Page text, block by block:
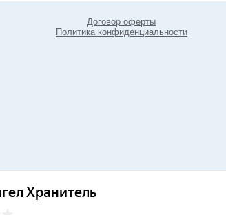
Договор оферты
Политика конфиденциальности